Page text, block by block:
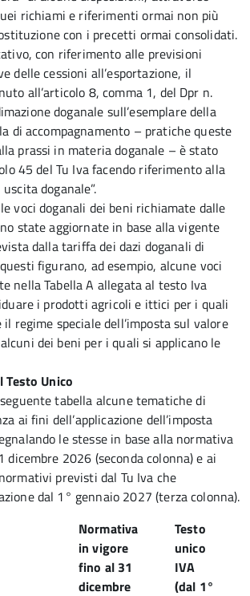
richiami e riferimenti ormai non più
con i precetti ormai consolidati.
con riferimento alle previsioni
delle cessioni all’esportazione, il
all’articolo 8, comma 1, del Dpr n.
doganale sull’esemplare della
di accompagnamento – pratiche queste
prassi in materia doganale – è stato
45 del Tu Iva facendo riferimento alla
doganale”.
voci doganali dei beni richiamate dalle
state aggiornate in base alla vigente
dalla tariffa dei dazi doganali di
figurano, ad esempio, alcune voci
nella Tabella A allegata al testo Iva
i prodotti agricoli e ittici per i quali
regime speciale dell’imposta sul valore
dei beni per i quali si applicano le
Unico
tabella alcune tematiche di
ai fini dell’applicazione dell’imposta
le stesse in base alla normativa
2026 (seconda colonna) e ai
previsti dal Tu Iva che
dal 1° gennaio 2027 (terza colonna).
Normativa
in vigore
fino al 31
dicembre
Testo
unico
IVA
(dal 1°